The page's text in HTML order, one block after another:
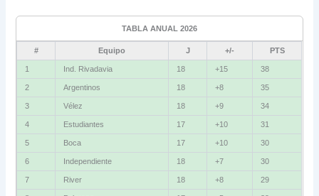
Bolívar 5
La Guaira
Grupo D
U. Católica
Cruzeiro 11
TABLA ANUAL 2026
# Equipo J +/- PTS
1 Ind. Rivadavia 18 +15 38
2 Argentinos 18 +8 35
3 Vélez 18 +9 34
4 Estudiantes 17 +10 31
5 Boca 17 +10 30
6 Independiente 18 +7 30
7 River 18 +8 29